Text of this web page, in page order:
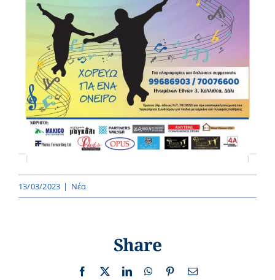
13/03/2023 | Νέα
Share
Facebook
X LinkedInWhatsApp
PinterestEmail